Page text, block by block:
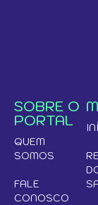
SOBRE O
PORTAL
QUEM
SOMOS
FALE
CONOSCO